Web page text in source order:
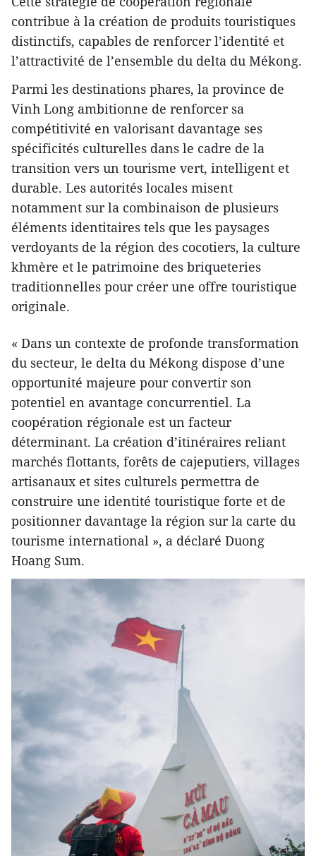
contribue à la création de produits touristiques
distinctifs, capables de renforcer l’identité et
l’attractivité de l’ensemble du delta du Mékong.
Parmi les destinations phares, la province de
Vinh Long ambitionne de renforcer sa
compétitivité en valorisant davantage ses
spécificités culturelles dans le cadre de la
transition vers un tourisme vert, intelligent et
durable. Les autorités locales misent
notamment sur la combinaison de plusieurs
éléments identitaires tels que les paysages
verdoyants de la région des cocotiers, la culture
khmère et le patrimoine des briqueteries
traditionnelles pour créer une offre touristique
originale.
« Dans un contexte de profonde transformation
du secteur, le delta du Mékong dispose d’une
opportunité majeure pour convertir son
potentiel en avantage concurrentiel. La
coopération régionale est un facteur
déterminant. La création d’itinéraires reliant
marchés flottants, forêts de cajeputiers, villages
artisanaux et sites culturels permettra de
construire une identité touristique forte et de
positionner davantage la région sur la carte du
tourisme international », a déclaré Duong
Hoang Sum.